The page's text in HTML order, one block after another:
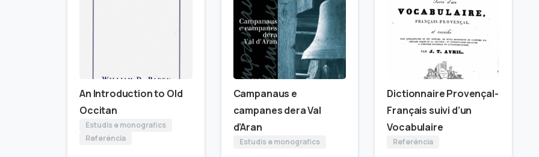
An Introduction to Old
Occitan
Estudis e monografics
Referéncia
Campanaus e
campanes dera Val
d’Aran
Estudis e monografics
Dictionnaire Provençal-
Français suivi d’un
Vocabulaire
Referéncia